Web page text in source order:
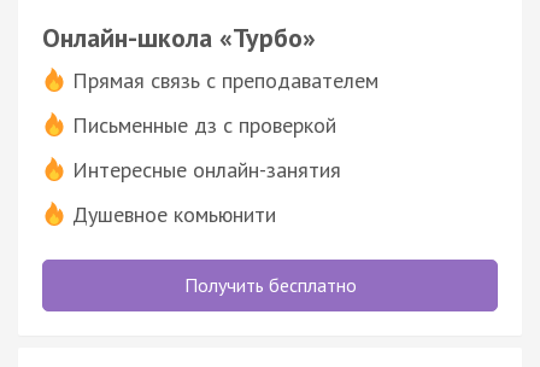
Онлайн-школа «Турбо»
Прямая связь с преподавателем
Письменные дз с проверкой
Интересные онлайн-занятия
Душевное комьюнити
Получить бесплатно